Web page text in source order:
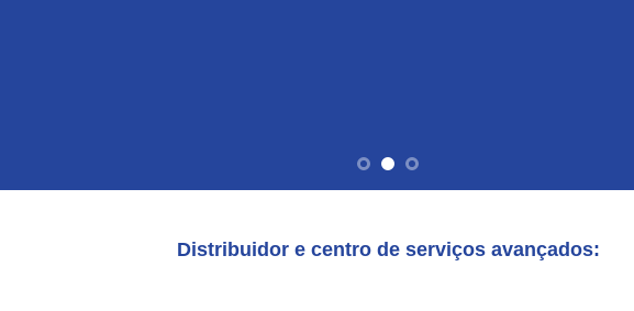
Distribuidor e centro de serviços avançados: